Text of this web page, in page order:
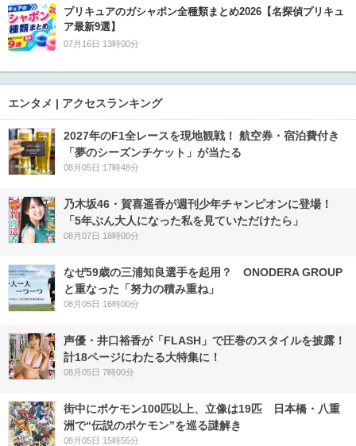
プリキュアのガシャポン全種類まとめ2026【名探偵プリキュ
ア最新9選】
07月16日 13時00分
エンタメ | アクセスランキング
2027年のF1全レースを現地観戦！ 航空券・宿泊費付き
「夢のシーズンチケット」が当たる
08月05日 17時48分
乃木坂46・賀喜遥香が週刊少年チャンピオンに登場！
「5年ぶん大人になった私を見ていただけたら」
08月07日 18時00分
なぜ59歳の三浦知良選手を起用？ ONODERA GROUP
と重なった「努力の積み重ね」
08月05日 16時00分
声優・井口裕香が「FLASH」で圧巻のスタイルを披露！
計18ページにわたる大特集に！
08月05日 7時00分
街中にポケモン100匹以上、立像は19匹 日本橋・八重
洲で“伝説のポケモン”を巡る謎解き
08月05日 15時55分